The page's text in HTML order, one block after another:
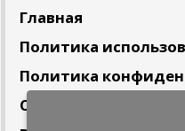
Главная
Политика
Политика
Сотрудничество